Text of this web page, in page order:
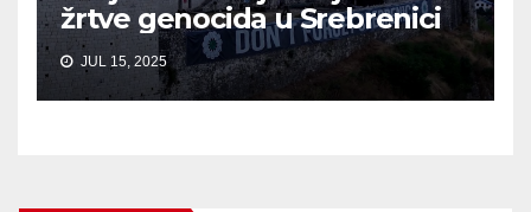
žrtve genocida u Srebrenici
JUL 15, 2025